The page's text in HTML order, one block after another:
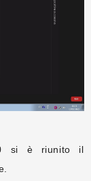
si è riunito il